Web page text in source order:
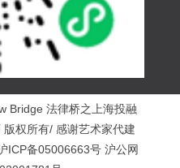
Bridge 法律桥之上海投融
权所有/ 感谢艺术家代建
ICP备05006663号 沪公网